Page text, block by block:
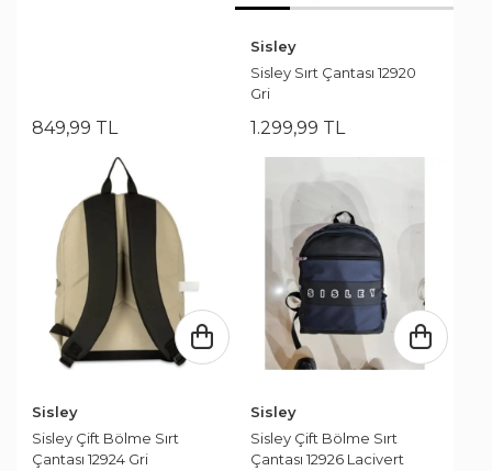
849,99 TL
Sisley
Sisley Sırt Çantası 12920
Gri
1.299,99 TL
Sisley
Sisley Çift Bölme Sırt
Çantası 12924 Gri
Sisley
Sisley Çift Bölme Sırt
Çantası 12926 Lacivert